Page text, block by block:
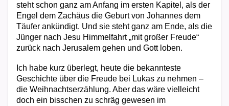
steht schon ganz am Anfang im ersten Kapitel, als der
Engel dem Zachäus die Geburt von Johannes dem
Täufer ankündigt. Und sie steht ganz am Ende, als die
Jünger nach Jesu Himmelfahrt „mit großer Freude“
zurück nach Jerusalem gehen und Gott loben.
Ich habe kurz überlegt, heute die bekannteste
Geschichte über die Freude bei Lukas zu nehmen –
die Weihnachtserzählung. Aber das wäre vielleicht
doch ein bisschen zu schräg gewesen im